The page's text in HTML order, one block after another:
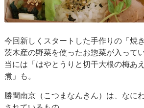
今回新しくスタートした手作りの「焼
茨木産の野菜を使ったお惣菜が入って
当には「はやとうりと切干大根の梅あ
煮」も。
勝間南京（こつまなんきん）は、なに